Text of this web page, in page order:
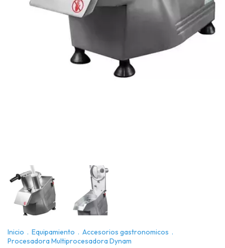
Inicio . Equipamiento . Accesorios gastronomicos .
Procesadora Multiprocesadora Dynam